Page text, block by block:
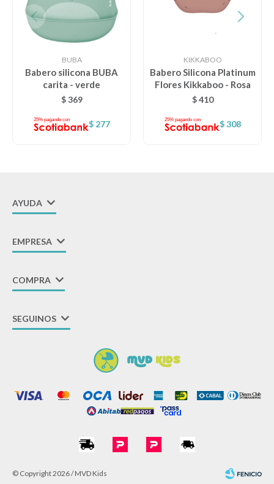
BUBA
Babero silicona BUBA
carita - verde
$ 369
$ 277
KIKKABOO
Babero Silicona Platinum
Flores Kikkaboo - Rosa
$ 410
$ 308
AYUDA
EMPRESA
COMPRA
SEGUINOS
© Copyright 2026 / MVD Kids